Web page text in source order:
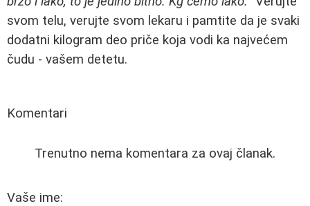
svom telu, verujte svom lekaru i pamtite da je svaki
dodatni kilogram deo priče koja vodi ka najvećem
čudu - vašem detetu.
Komentari
Trenutno nema komentara za ovaj članak.
Vaše ime: